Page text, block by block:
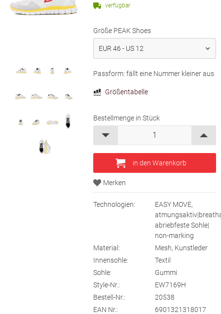
verfügbar
Größe PEAK Shoes
Passform: fällt eine Nummer kleiner aus
Größentabelle
Bestellmenge in Stück
Technologien:
EASY MOVE,
abriebfeste Sohle|
non-marking
Material:
Mesh, Kunstleder
Innensohle:
Textil
Sohle:
Gummi
Style-Nr.:
EW7169H
Bestell-Nr.:
20538
EAN Nr.:
6901321318017